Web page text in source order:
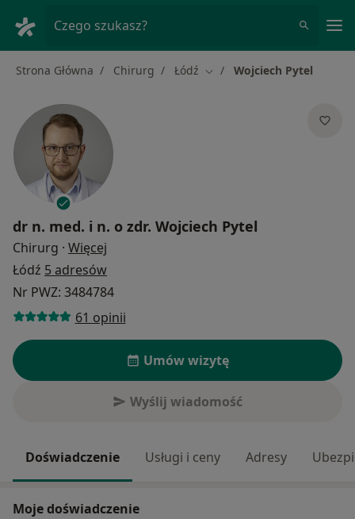
Czego szukasz?
Strona Główna Chirurg Łódź Zmień miasto
Wojciech Pytel
dr n. med. i n. o zdr. Wojciech Pytel
Chirurg · Więcej
Łódź 5 adresów
Nr PWZ: 3484784
61 opinii
Umów wizytę
Wyślij wiadomość
Doświadczenie Usługi i ceny Adresy
Moje doświadczenie